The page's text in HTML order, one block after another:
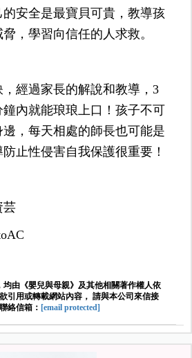
安全是最寶貝可貴，教導孩
，學習向信任的人求救。
經過家長的解說和教導，3
鐘內就能琅琅上口！孩子不可
，每天相處的師長也可能是
止性侵害自我保護很重要！
芸
由《嬰兒與母親》及其他相關著作權人依
引用或轉載網站內容， 請與本公司來信接
絡信箱： [email protected]